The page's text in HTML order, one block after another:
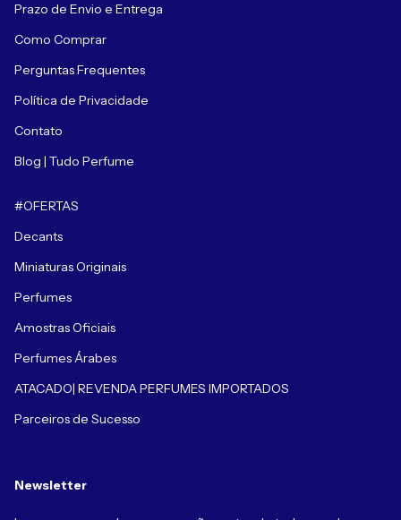
Prazo de Envio e Entrega
Como Comprar
Perguntas Frequentes
Política de Privacidade
Contato
Blog | Tudo Perfume
#OFERTAS
Decants
Miniaturas Originais
Perfumes
Amostras Oficiais
Perfumes Árabes
ATACADO| REVENDA PERFUMES IMPORTADOS
Parceiros de Sucesso
Newsletter